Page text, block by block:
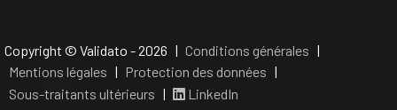
Copyright © Validato - 2026 | Conditions générales |
Mentions légales | Protection des données |
Sous-traitants ultérieurs | LinkedIn